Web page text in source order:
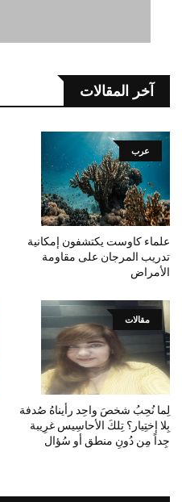
آخر المقالات
عرب
علماء كاوست يكتشفون إمكانية
تدريب المرجان على مقاومة
الأمراض
مقالات
لِما نُحِبُ شخصَ واحِد رأيناهُ صُدفة
بِلا إختِيار؟ تِلكَ الأحاسِيس غرِيبة
جِداً مِن دُونِ منطق أو سُؤال